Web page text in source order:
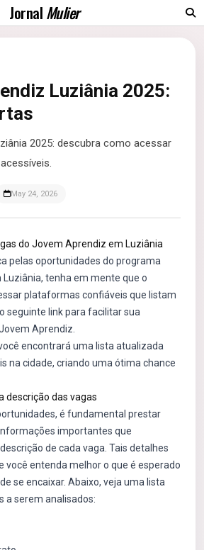
JornalMulier
Luziânia 2025:
2025: descubra como acessar
May 24, 2026
do Jovem Aprendiz em Luziânia
pelas oportunidades do programa
tenha em mente que o
plataformas confiáveis que listam
seguinte link para facilitar sua
Aprendiz
encontrará uma lista atualizada
na cidade, criando uma ótima chance
descrição das vagas
é fundamental prestar
importantes que
de cada vaga. Tais detalhes
você entenda melhor o que é esperado
se encaixar. Abaixo, veja uma lista
a serem analisados: